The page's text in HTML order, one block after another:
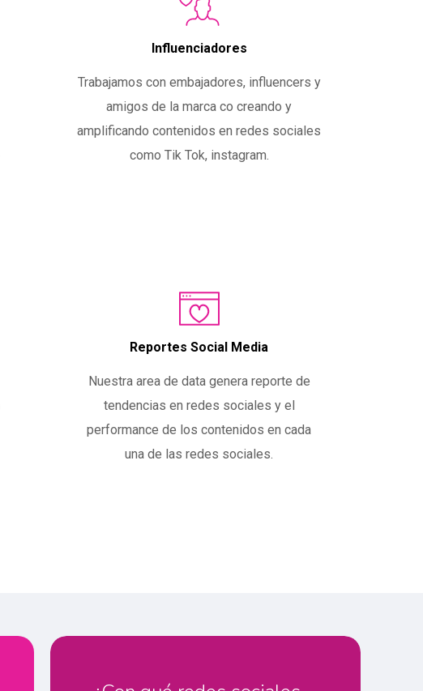
Influenciadores
Trabajamos con embajadores, influencers y
amigos de la marca co creando y
amplificando contenidos en redes sociales
como Tik Tok, instagram.
Reportes Social Media
Nuestra area de data genera reporte de
tendencias en redes sociales y el
performance de los contenidos en cada
una de las redes sociales.